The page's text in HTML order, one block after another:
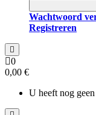
Wachtwoord
Registreren
0
0,00 €
U heeft nog